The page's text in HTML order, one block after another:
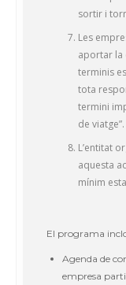
sortir i
Les
aportar la
terminis
tota
termini
de viatge”.
L’entitat
aquesta
mínim
El programa
Agenda de
empresa